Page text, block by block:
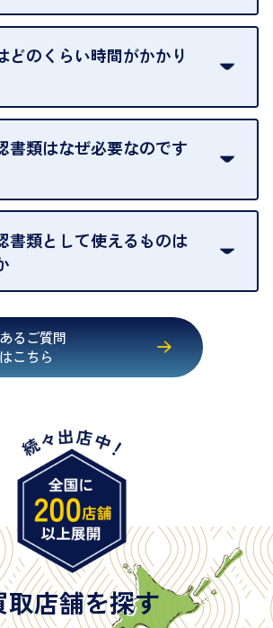
、迅速に対応させていただきます。
能です。
いう形で、お品物をお戻しすることがで
含む8日間のうちに、お気軽にお申し出
お品物は、8日間保管しております。
いておりません。査定金額にご納得いた
合は、その場でお断りいただいても問題
ん。お気軽にご相談ください。
どのくらい時間がかかり
容や点数によって異なりますが、店頭買
1点あたり数分程度が目安です。大量の
合は、お時間をいただくことがございま
書類はなぜ必要なのです
物営業法により、お客様のご本人確認を
義務付けられています。安心してお取引
めにも、ご協力をお願いいたします。
書類として使えるものは
証確認書
バーカード
ド
ート
て「公的機関が発行し、氏名、住所、生
載されているもの
府発行のもの
4日以降に申請された新型パスポートに
記入欄（住所記載欄）」が存在しないた
は古物営業法上の本人確認書類として認
るご質問
こちら
取店舗を探す